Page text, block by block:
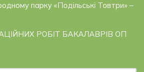
парку «Подільські Товтри» –
РОБІТ БАКАЛАВРІВ ОП